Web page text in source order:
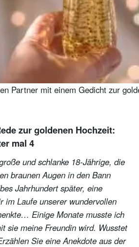
Partner mit einem Gedicht zur
zur goldenen Hochzeit:
mal 4
und schlanke 18-Jährige, die
braunen Augen in den Bann
Jahrhundert später, eine
im Laufe unserer wundervollen
Einige Monate musste ich
sie meine Freundin wird. Wusstet
Sie eine Anekdote aus der